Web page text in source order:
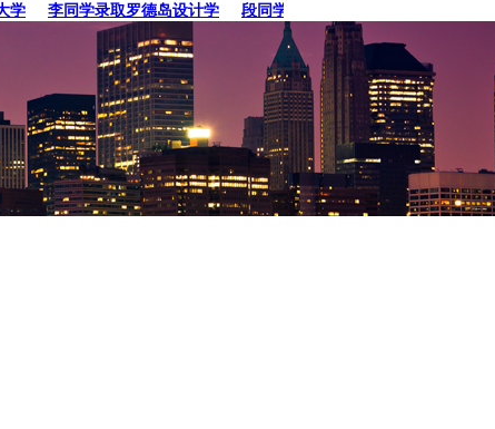
李同学录取罗德岛设计学 段同学、贾同学录取纽约